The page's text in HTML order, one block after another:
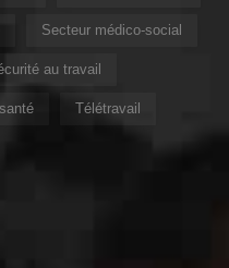
Secteur médico-social
au travail
Télétravail